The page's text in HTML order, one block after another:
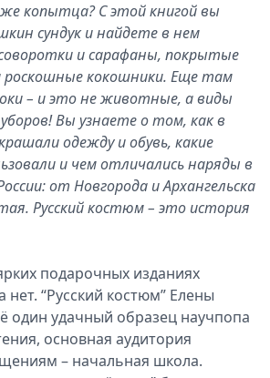
копытца? С этой книгой вы
сундук и найдете в нем
и сарафаны, покрытые
кокошники. Еще там
– и это не животные, а виды
Вы узнаете о том, как в
одежду и обувь, какие
и чем отличались наряды в
от Новгорода и Архангельска
Русский костюм – это история
подарочных изданиях
нет. “Русский костюм” Елены
один удачный образец научпопа
основная аудитория
– начальная школа.